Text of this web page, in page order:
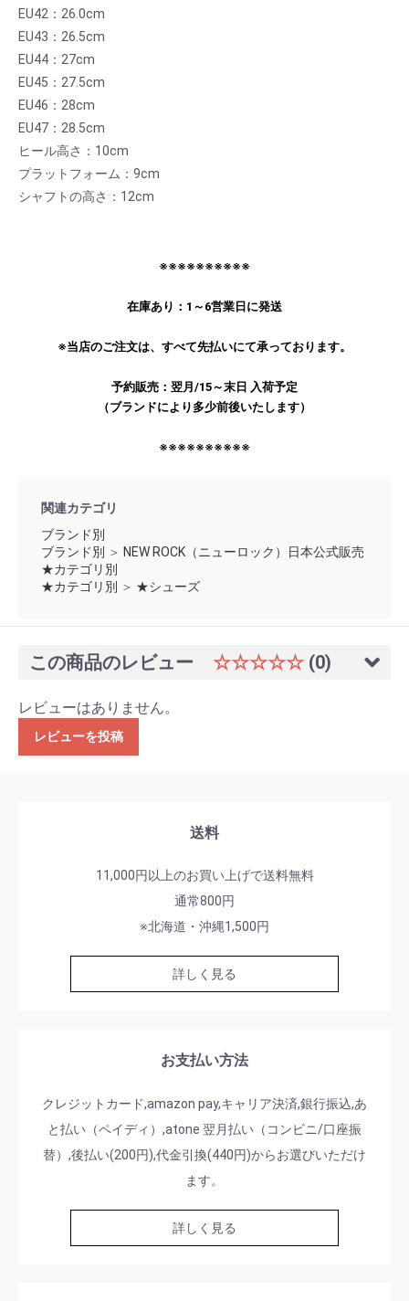
EU42：26.0cm
EU43：26.5cm
EU44：27cm
EU45：27.5cm
EU46：28cm
EU47：28.5cm
ヒール高さ：10cm
プラットフォーム：9cm
シャフトの高さ：12cm
※※※※※※※※※※
在庫あり：1～6営業日に発送
※当店のご注文は、すべて先払いにて承っております。
予約販売：翌月/15～末日 入荷予定
（ブランドにより多少前後いたします）
※※※※※※※※※※
関連カテゴリ
ブランド別
ブランド別 ＞ NEW ROCK（ニューロック）日本公式販売
★カテゴリ別
★カテゴリ別 ＞ ★シューズ
この商品のレビュー ☆☆☆☆☆ (0)
レビューはありません。
レビューを投稿
送料
11,000円以上のお買い上げで送料無料
通常800円
※北海道・沖縄1,500円
詳しく見る
お支払い方法
クレジットカード,amazon pay,キャリア決済,銀行振込,あ
と払い（ペイディ）,atone 翌月払い（コンビニ/口座振
替）,後払い(200円),代金引換(440円)からお選びいただけ
ます。
詳しく見る